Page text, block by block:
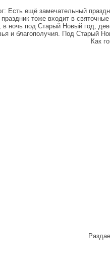
Есть ещё замечательный
праздник тоже входит в
в ночь под Старый Новый год,
и благополучия. Под Старый
Как